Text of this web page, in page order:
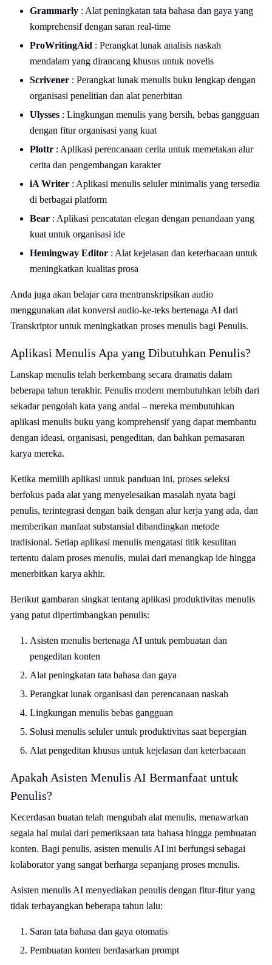
Grammarly : Alat peningkatan tata bahasa dan gaya yang
komprehensif dengan saran real-time
ProWritingAid : Perangkat lunak analisis naskah
mendalam yang dirancang khusus untuk novelis
Scrivener : Perangkat lunak menulis buku lengkap dengan
organisasi penelitian dan alat penerbitan
Ulysses : Lingkungan menulis yang bersih, bebas gangguan
dengan fitur organisasi yang kuat
Plottr : Aplikasi perencanaan cerita untuk memetakan alur
cerita dan pengembangan karakter
iA Writer : Aplikasi menulis seluler minimalis yang tersedia
di berbagai platform
Bear : Aplikasi pencatatan elegan dengan penandaan yang
kuat untuk organisasi ide
Hemingway Editor : Alat kejelasan dan keterbacaan untuk
meningkatkan kualitas prosa
Anda juga akan belajar cara mentranskripsikan audio
menggunakan alat konversi audio-ke-teks bertenaga AI dari
Transkriptor untuk meningkatkan proses menulis bagi Penulis.
Aplikasi Menulis Apa yang Dibutuhkan Penulis?
Lanskap menulis telah berkembang secara dramatis dalam
beberapa tahun terakhir. Penulis modern membutuhkan lebih dari
sekadar pengolah kata yang andal – mereka membutuhkan
aplikasi menulis buku yang komprehensif yang dapat membantu
dengan ideasi, organisasi, pengeditan, dan bahkan pemasaran
karya mereka.
Ketika memilih aplikasi untuk panduan ini, proses seleksi
berfokus pada alat yang menyelesaikan masalah nyata bagi
penulis, terintegrasi dengan baik dengan alur kerja yang ada, dan
memberikan manfaat substansial dibandingkan metode
tradisional. Setiap aplikasi menulis mengatasi titik kesulitan
tertentu dalam proses menulis, mulai dari menangkap ide hingga
menerbitkan karya akhir.
Berikut gambaran singkat tentang aplikasi produktivitas menulis
yang patut dipertimbangkan penulis:
Asisten menulis bertenaga AI untuk pembuatan dan
pengeditan konten
Alat peningkatan tata bahasa dan gaya
Perangkat lunak organisasi dan perencanaan naskah
Lingkungan menulis bebas gangguan
Solusi menulis seluler untuk produktivitas saat bepergian
Alat pengeditan khusus untuk kejelasan dan keterbacaan
Apakah Asisten Menulis AI Bermanfaat untuk
Penulis?
Kecerdasan buatan telah mengubah alat menulis, menawarkan
segala hal mulai dari pemeriksaan tata bahasa hingga pembuatan
konten. Bagi penulis, asisten menulis AI ini berfungsi sebagai
kolaborator yang sangat berharga sepanjang proses menulis.
Asisten menulis AI menyediakan penulis dengan fitur-fitur yang
tidak terbayangkan beberapa tahun lalu:
Saran tata bahasa dan gaya otomatis
Pembuatan konten berdasarkan prompt